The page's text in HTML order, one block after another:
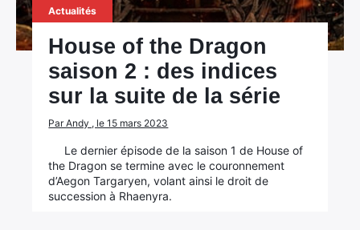
Actualités
House of the Dragon
saison 2 : des indices
sur la suite de la série
Par Andy , le 15 mars 2023
Le dernier épisode de la saison 1 de House of
the Dragon se termine avec le couronnement
d’Aegon Targaryen, volant ainsi le droit de
succession à Rhaenyra.